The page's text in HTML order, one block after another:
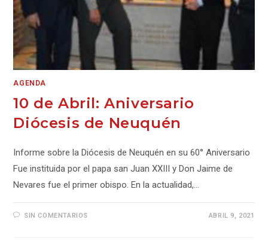
AGENDA
10 de Abril: Aniversario
Diócesis de Neuquén
Informe sobre la Diócesis de Neuquén en su 60° Aniversario
Fue instituida por el papa san Juan XXIII y Don Jaime de
Nevares fue el primer obispo. En la actualidad,…
SIN COMENTARIOS ABRIL 9, 2021